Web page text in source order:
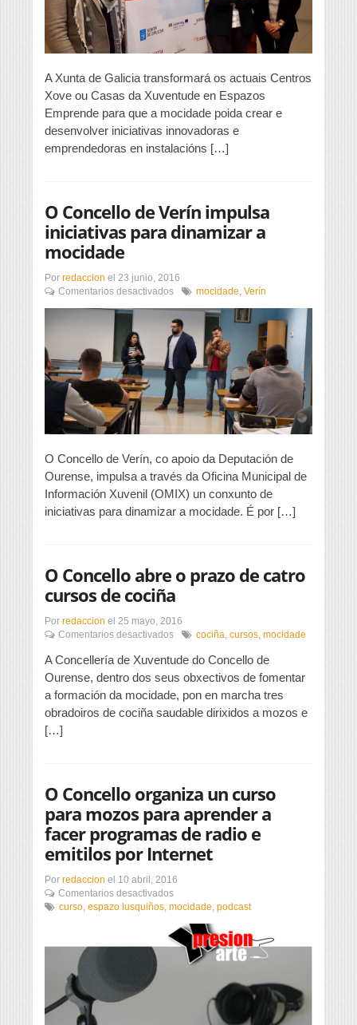
emprendedor
da
mocidade
A Xunta de Galicia transformará os actuais Centros
Xove ou Casas da Xuventude en Espazos
Emprende para que a mocidade poida crear e
desenvolver iniciativas innovadoras e
emprendedoras en instalacións […]
O Concello de Verín impulsa
iniciativas para dinamizar a
mocidade
Por redaccion el 23 junio, 2016
Comentarios desactivadosen
Concello
de
Verín
impulsa
iniciativas
para
dinamizar
a
mocidade Verín
O Concello de Verín, co apoio da Deputación de
Ourense, impulsa a través da Oficina Municipal de
Información Xuvenil (OMIX) un conxunto de
iniciativas para dinamizar a mocidade. É por […]
O Concello abre o prazo de catro
cursos de cociña
Por redaccion el 25 mayo, 2016
Comentarios desactivadosen
Concello
abre
prazo
de
cociña, cursos, mocidade
A Concellería de Xuventude do Concello de
Ourense, dentro dos seus obxectivos de fomentar
a formación da mocidade, pon en marcha tres
obradoiros de cociña saudable dirixidos a mozos e
[…]
O Concello organiza un curso
para mozos para aprender a
facer programas de radio e
emitilos por Internet
Por redaccion el 10 abril, 2016
Comentarios desactivadosen
O
organiza
un
curso
aprender
curso, espazo lusquiños, mocidade, podcast